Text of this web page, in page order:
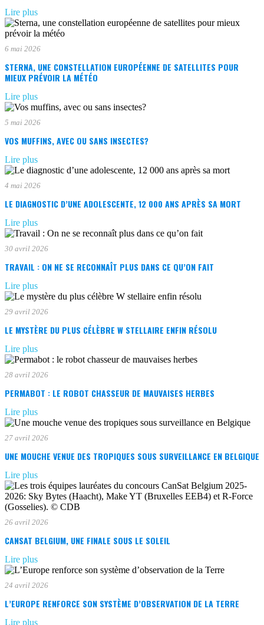
Lire plus
6 mai 2026
STERNA, UNE CONSTELLATION EUROPÉENNE DE SATELLITES POUR
MIEUX PRÉVOIR LA MÉTÉO
Lire plus
5 mai 2026
VOS MUFFINS, AVEC OU SANS INSECTES?
Lire plus
4 mai 2026
LE DIAGNOSTIC D’UNE ADOLESCENTE, 12 000 ANS APRÈS SA MORT
Lire plus
30 avril 2026
TRAVAIL : ON NE SE RECONNAÎT PLUS DANS CE QU’ON FAIT
Lire plus
29 avril 2026
LE MYSTÈRE DU PLUS CÉLÈBRE W STELLAIRE ENFIN RÉSOLU
Lire plus
28 avril 2026
PERMABOT : LE ROBOT CHASSEUR DE MAUVAISES HERBES
Lire plus
27 avril 2026
UNE MOUCHE VENUE DES TROPIQUES SOUS SURVEILLANCE EN BELGIQUE
Lire plus
26 avril 2026
CANSAT BELGIUM, UNE FINALE SOUS LE SOLEIL
Lire plus
24 avril 2026
L’EUROPE RENFORCE SON SYSTÈME D’OBSERVATION DE LA TERRE
Lire plus